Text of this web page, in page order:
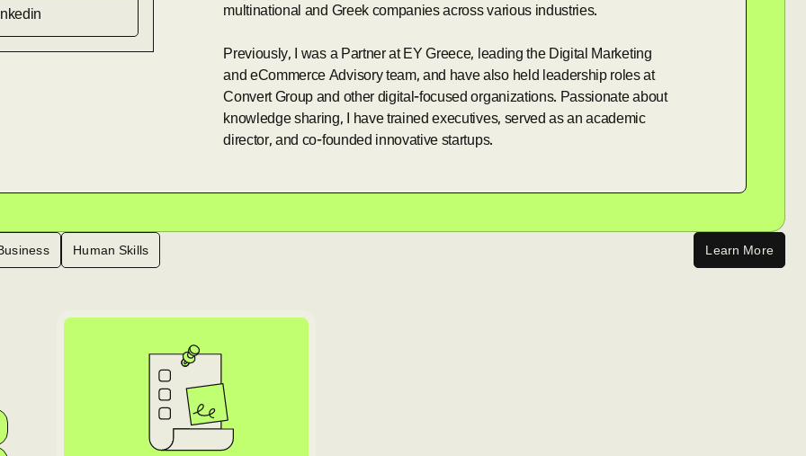
multinational and Greek companies across various industries.
Previously, I was a Partner at EY Greece, leading the Digital Marketing
and eCommerce Advisory team, and have also held leadership roles at
Convert Group and other digital-focused organizations. Passionate about
knowledge sharing, I have trained executives, served as an academic
director, and co-founded innovative startups.
Human Skills Learn More